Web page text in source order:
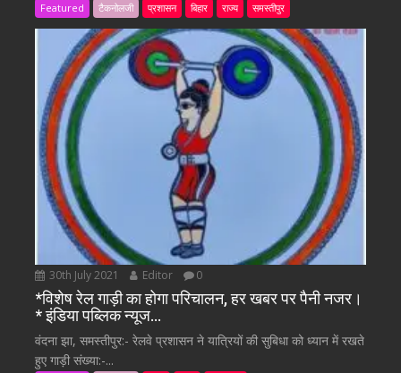
Featured टैकनोलजी प्रशासन बिहार राज्य समस्तीपुर
30th July 2021 Editor 0
*विशेष रेल गाड़ी का होगा परिचालन, हर खबर पर पैनी नजर।
* इंडिया पब्लिक न्यूज…
वंदना झा, समस्तीपुर:- रेलवे प्रशासन ने यात्रियों की सुबिधा को ध्यान में रखते
हुए गाड़ी संख्या:-...